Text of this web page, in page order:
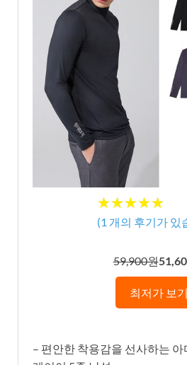
★★★★★
★★★★★
(1 개의 후기가 있
59,900원
최저가 보기
– 편안한 착용감을 선사하는 아